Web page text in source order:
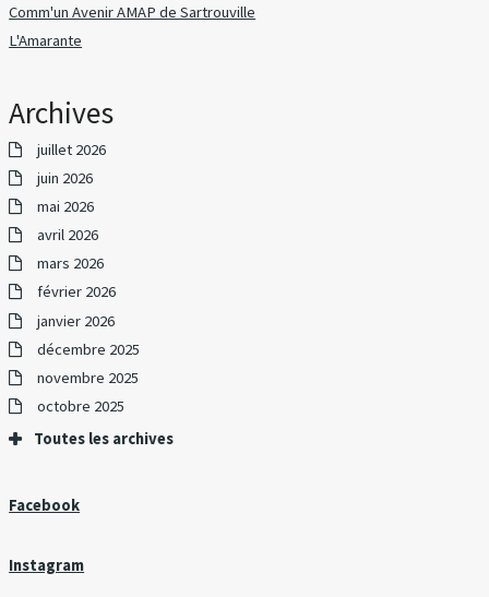
Comm'un Avenir AMAP de Sartrouville
L'Amarante
Archives
juillet 2026
juin 2026
mai 2026
avril 2026
mars 2026
février 2026
janvier 2026
décembre 2025
novembre 2025
octobre 2025
Toutes les archives
Facebook
Instagram